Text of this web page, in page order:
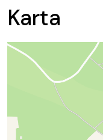
Karta